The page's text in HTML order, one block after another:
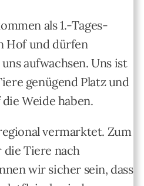
als 1.-Tages-
Hof und dürfen
aufwachsen. Uns ist
genügend Platz und
Weide haben.
vermarktet. Zum
Tiere nach
wir sicher sein, dass